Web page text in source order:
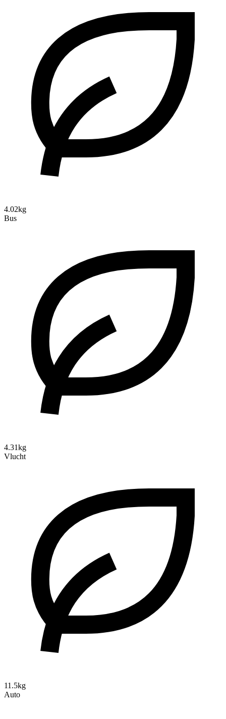
4.02kg
Bus
4.31kg
Vlucht
11.5kg
Auto